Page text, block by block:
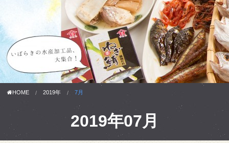
HOME 2019年 7月
2019年07月